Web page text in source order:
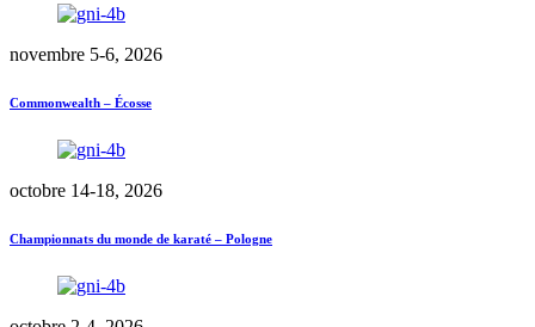
novembre 5-6, 2026
Commonwealth – Écosse
octobre 14-18, 2026
Championnats du monde de karaté – Pologne